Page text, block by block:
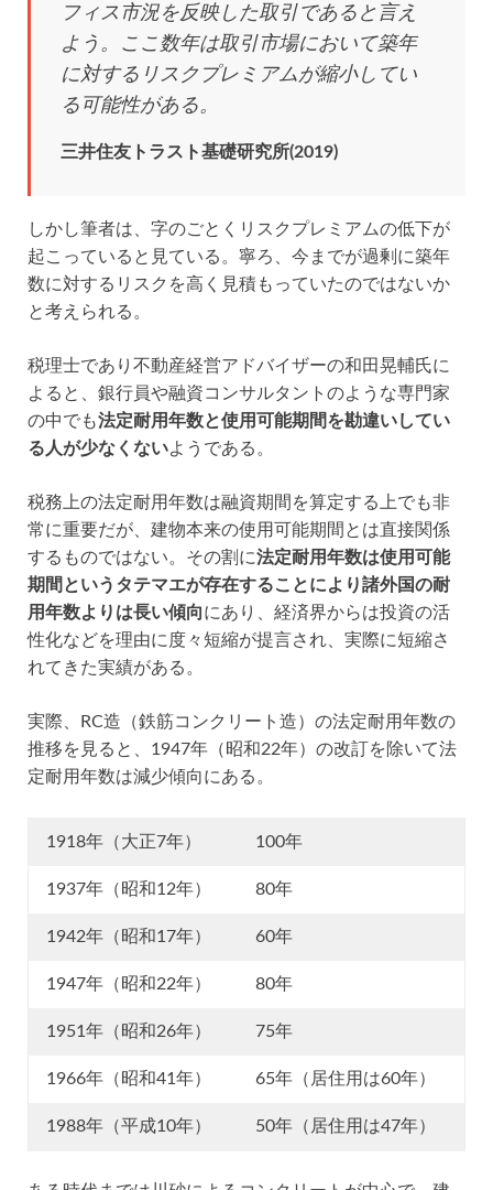
フィス市況を反映した取引であると言え
よう。ここ数年は取引市場において築年
に対するリスクプレミアムが縮小してい
る可能性がある。
三井住友トラスト基礎研究所(2019)
しかし筆者は、字のごとくリスクプレミアムの低下が
起こっていると見ている。寧ろ、今までが過剰に築年
数に対するリスクを高く見積もっていたのではないか
と考えられる。
税理士であり不動産経営アドバイザーの和田晃輔氏に
よると、銀行員や融資コンサルタントのような専門家
の中でも法定耐用年数と使用可能期間を勘違いしてい
る人が少なくないようである。
税務上の法定耐用年数は融資期間を算定する上でも非
常に重要だが、建物本来の使用可能期間とは直接関係
するものではない。その割に法定耐用年数は使用可能
期間というタテマエが存在することにより諸外国の耐
用年数よりは長い傾向にあり、経済界からは投資の活
性化などを理由に度々短縮が提言され、実際に短縮さ
れてきた実績がある。
実際、RC造（鉄筋コンクリート造）の法定耐用年数の
推移を見ると、1947年（昭和22年）の改訂を除いて法
定耐用年数は減少傾向にある。
1918年（大正7年） 100年
1937年（昭和12年） 80年
1942年（昭和17年） 60年
1947年（昭和22年） 80年
1951年（昭和26年） 75年
1966年（昭和41年） 65年（居住用は60年）
1988年（平成10年） 50年（居住用は47年）